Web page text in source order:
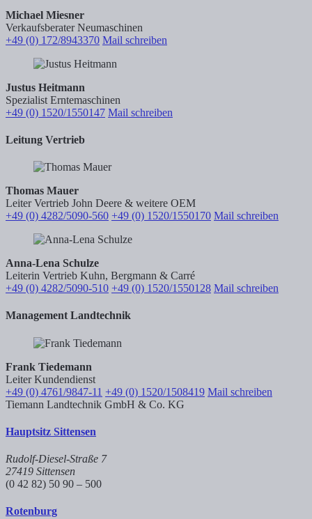
Michael Miesner
Verkaufsberater Neumaschinen
+49 (0) 172/8943370 Mail schreiben
Justus Heitmann
Spezialist Erntemaschinen
+49 (0) 1520/1550147 Mail schreiben
Leitung Vertrieb
Thomas Mauer
Leiter Vertrieb John Deere & weitere OEM
+49 (0) 4282/5090-560 +49 (0) 1520/1550170 Mail schreiben
Anna-Lena Schulze
Leiterin Vertrieb Kuhn, Bergmann & Carré
+49 (0) 4282/5090-510 +49 (0) 1520/1550128 Mail schreiben
Management Landtechnik
Frank Tiedemann
Leiter Kundendienst
+49 (0) 4761/9847-11 +49 (0) 1520/1508419 Mail schreiben
Tiemann Landtechnik GmbH & Co. KG
Hauptsitz Sittensen
Rudolf-Diesel-Straße 7
27419 Sittensen
(0 42 82) 50 90 – 500
Rotenburg